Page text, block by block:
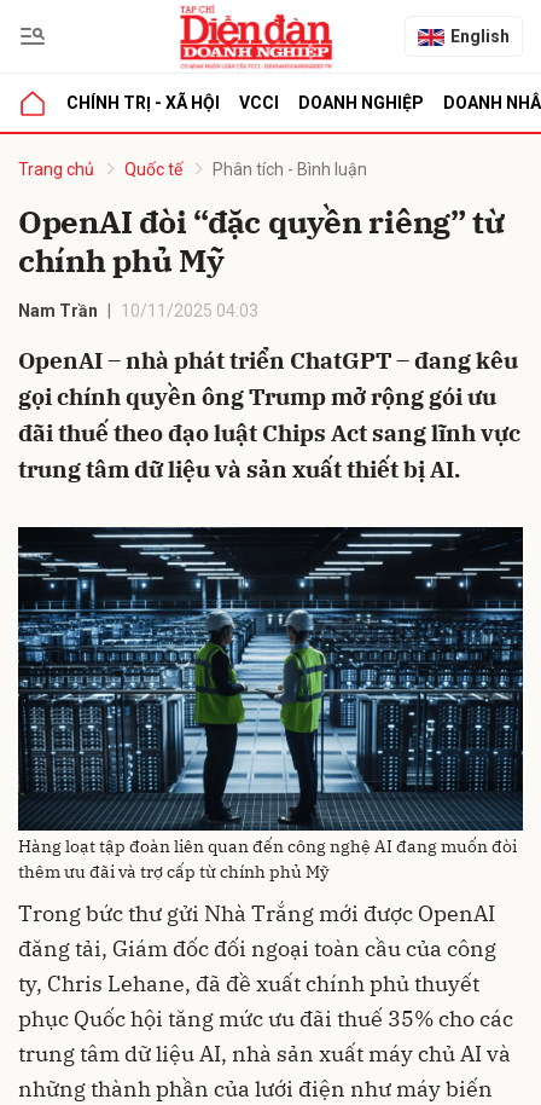
English
CHÍNH TRỊ - XÃ HỘI VCCI DOANH NGHIỆP DOANH
Trang chủ Quốc tế Phân tích - Bình luận
OpenAI đòi “đặc quyền riêng” từ
chính phủ Mỹ
Nam Trần 10/11/2025 04:03
OpenAI – nhà phát triển ChatGPT – đang kêu
gọi chính quyền ông Trump mở rộng gói ưu
đãi thuế theo đạo luật Chips Act sang lĩnh vực
trung tâm dữ liệu và sản xuất thiết bị AI.
Hàng loạt tập đoàn liên quan đến công nghệ AI đang muốn đòi
thêm ưu đãi và trợ cấp từ chính phủ Mỹ
Trong bức thư gửi Nhà Trắng mới được OpenAI
đăng tải, Giám đốc đối ngoại toàn cầu của công
ty, Chris Lehane, đã đề xuất chính phủ thuyết
phục Quốc hội tăng mức ưu đãi thuế 35% cho các
trung tâm dữ liệu AI, nhà sản xuất máy chủ AI và
những thành phần của lưới điện như máy biến
luận
Hủy